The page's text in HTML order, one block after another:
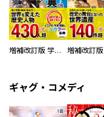
増補改訂版 学研まんが NEW世界の歴史 別巻 人物学習事典
ギャグ・コメディ